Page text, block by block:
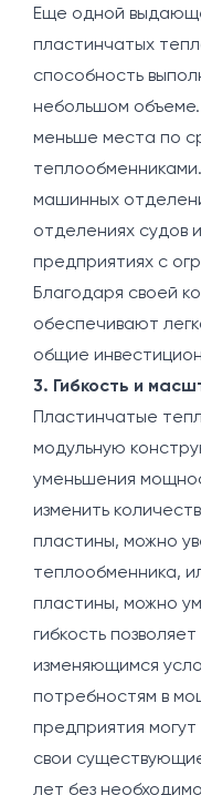
Еще одной
пластинчатых
способность
небольшом
меньше места по
машинных
отделениях судов
предприятиях с
Благодаря своей
обеспечивают
общие
3. Гибкость и
Пластинчатые
модульную
уменьшения
изменить
пластины, можно
теплообменника,
пластины, можно
гибкость
изменяющимся
потребностям в
предприятия
свои
лет без